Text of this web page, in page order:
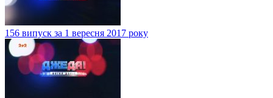
156 випуск за 1 вересня 2017 року